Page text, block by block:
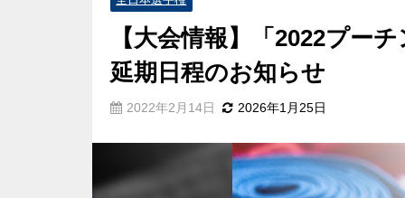
【大会情報】「2022プー
延期日程のお知らせ
2022年2月14日 2026年1月25日